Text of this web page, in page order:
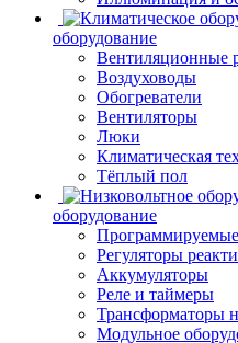
оборудование
Вентиляционные
Воздуховоды
Обогреватели
Вентиляторы
Люки
Климатическая
Тёплый пол
оборудование
Регуляторы
Аккумуляторы
Реле и таймеры
Трансформаторы
Модульное